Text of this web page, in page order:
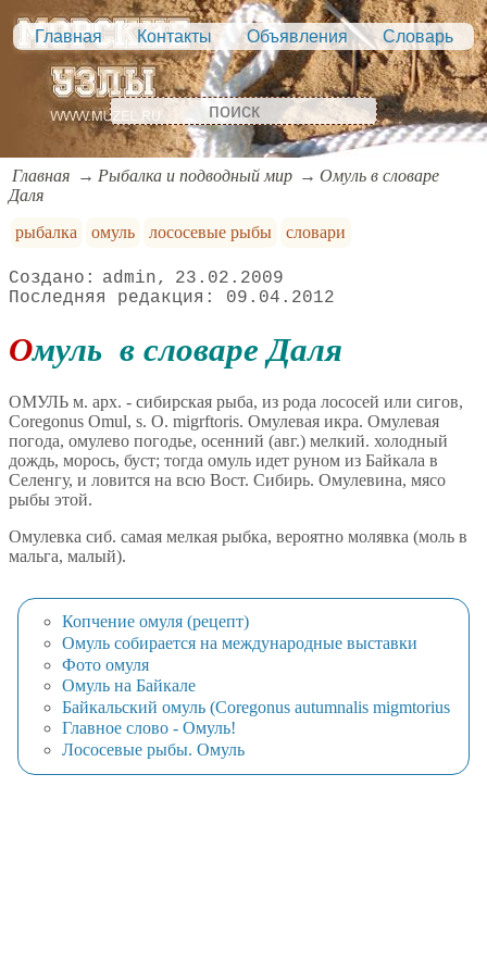
Главная Контакты Объявления Словарь
Главная Рыбалка и подводный мир
Омуль в словаре
Даля
рыбалка
омуль лососевые рыбы словари
admin
23.02.2009
09.04.2012
Омуль в словаре Даля
ОМУЛЬ м. арх. - сибирская рыба, из рода лососей или сигов,
Coregonus Omul, s. O. migrftoris. Омулевая икра. Омулевая
погода, омулево погодье, осенний (авг.) мелкий. холодный
дождь, морось, буст; тогда омуль идет руном из Байкала в
Селенгу, и ловится на всю Вост. Сибирь. Омулевина, мясо
рыбы этой.
Омулевка сиб. самая мелкая рыбка, вероятно молявка (моль в
мальга, малый).
Копчение омуля (рецепт)
Омуль собирается на международные выставки
Фото омуля
Омуль на Байкале
Байкальский омуль (Coregonus autumnalis migmtorius
Главное слово - Омуль!
Лососевые рыбы. Омуль